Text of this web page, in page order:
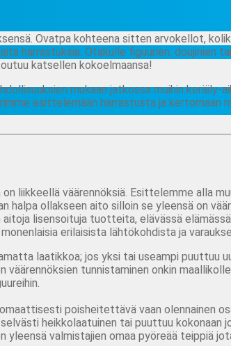
Ovatpa kohteena sitten arvokellot,
harrastuksia. Otakulle figuurien, doujinien
katsellen kokoelmaansa!
mukaan jatkossa muihin
esittelemään harrastusta ja kertomaan
liikkeellä väärennöksiä. Esittelemme alla
halpa ollakseen aito silloin se yleensä on
lisensoituja tuotteita, elävässä
erilaisista lähtökohdista ja
laatikkoa; jos yksi tai useampi puuttuu
väärennöksien tunnistaminen onkin
poisheitettävä vaan olennainen
heikkolaatuinen tai puuttuu kokonaan
yleensä valmistajien omaa pyöreää teippiä